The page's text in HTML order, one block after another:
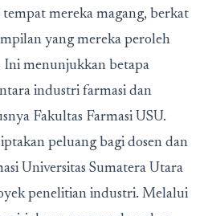
mereka magang, berkat
yang mereka peroleh
Ini menunjukkan betapa
industri farmasi dan
Fakultas Farmasi USU.
peluang bagi dosen dan
Universitas Sumatera Utara
penelitian industri. Melalui